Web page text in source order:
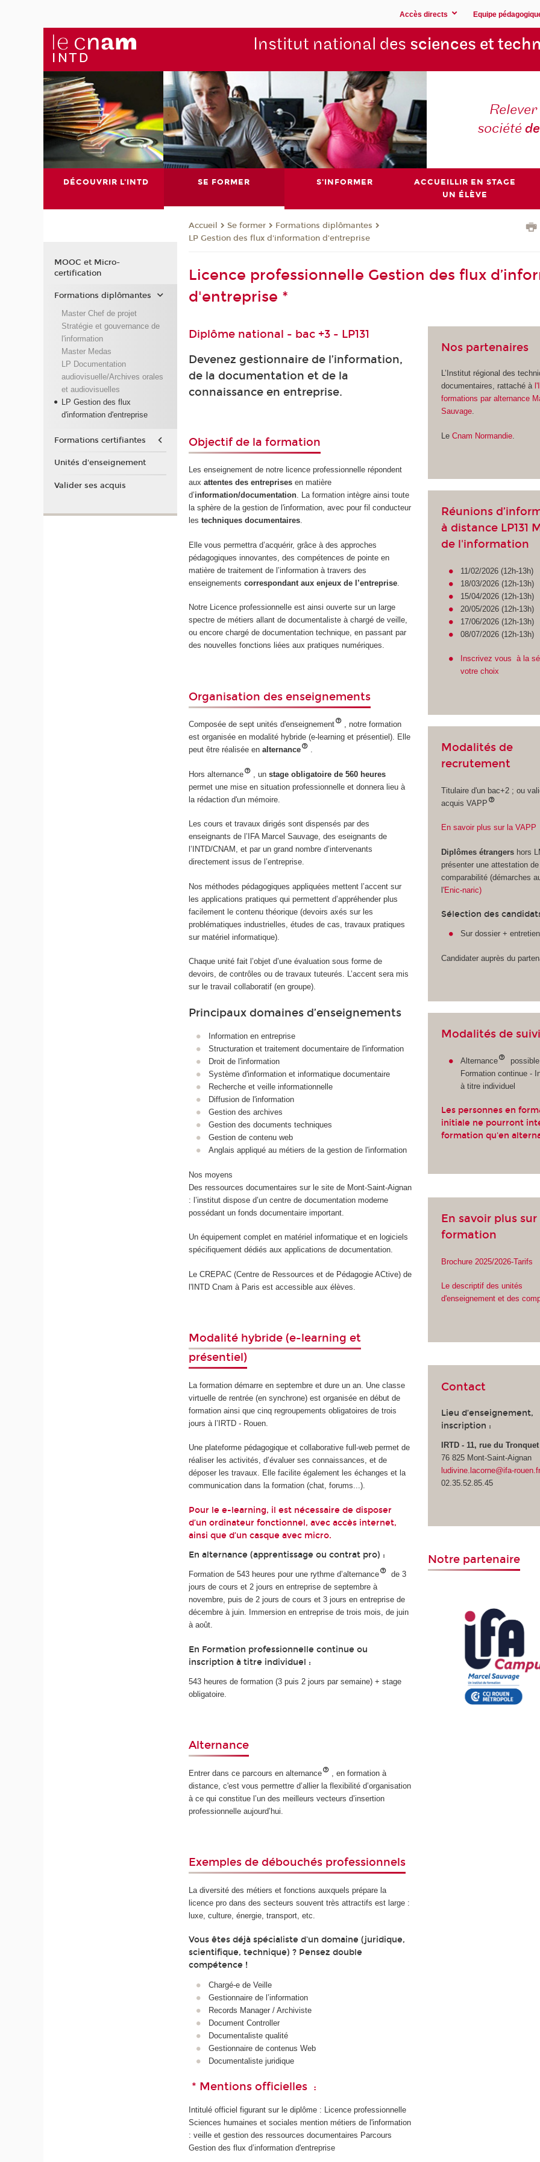
Accès directs Equipe
Institut national des sciences et
société
DÉCOUVRIR L'INTD SE FORMER S'INFORMER
ACCUEILLIR EN STAGE
UN ÉLÈVE
Accueil Se former
Formations diplômantes
LP Gestion des flux d'information d'entreprise
Licence professionnelle Gestion des flux
d'entreprise *
Diplôme national - bac +3 - LP131
Devenez gestionnaire de l’information,
de la documentation et de la
connaissance en entreprise.
Objectif de la formation
Les enseignement de notre licence professionnelle répondent
auxattentes des entreprises en matière
d’information/documentation. La formation intègre ainsi toute
la sphère de la gestion de l'information, avec pour fil conducteur
lestechniques documentaires.
Elle vous permettra d’acquérir, grâce à des approches
pédagogiques innovantes, des compétences de pointe en
matière de traitement de l’information à travers des
enseignementscorrespondant aux enjeux de l’entreprise
Notre Licence professionnelle est ainsi ouverte sur un large
spectre de métiers allant de documentaliste à chargé de veille,
ou encore chargé de documentation technique, en passant par
des nouvelles fonctions liées aux pratiques numériques.
Organisation des enseignements
Composée de sept unités d'enseignement
, notre formation
est organisée en modalité hybride (e-learning et présentiel). Elle
peut être réalisée enalternance .
Hors alternance , unstage obligatoire de 560 heures
permet une mise en situation professionnelle et donnera lieu à
la rédaction d'un mémoire.
Les cours et travaux dirigés sont dispensés par des
enseignants de l’IFA Marcel Sauvage, des eseignants de
l’INTD/CNAM, et par un grand nombre d’intervenants
directement issus de l’entreprise.
Nos méthodes pédagogiques appliquées mettent l’accent sur
les applications pratiques qui permettent d’appréhender plus
facilement le contenu théorique (devoirs axés sur les
problématiques industrielles, études de cas, travaux pratiques
sur matériel informatique).
Chaque unité fait l’objet d’une évaluation sous forme de
devoirs, de contrôles ou de travaux tuteurés. L’accent sera mis
sur le travail collaboratif (en groupe).
Principaux domaines d’enseignements
Information en entreprise
Structuration et traitement documentaire de l'information
Droit de l'information
Système d'information et informatique documentaire
Recherche et veille informationnelle
Diffusion de l'information
Gestion des archives
Gestion des documents techniques
Gestion de contenu web
Anglais appliqué au métiers de la gestion de l'information
Nos moyens
Des ressources documentaires sur le site de Mont-Saint-Aignan
: l’institut dispose d’un centre de documentation moderne
possédant un fonds documentaire important.
Un équipement complet en matériel informatique et en logiciels
spécifiquement dédiés aux applications de documentation.
Le CREPAC (Centre de Ressources et de Pédagogie ACtive) de
l'INTD Cnam à Paris est accessible aux élèves.
Modalité hybride (e-learning et
présentiel)
La formation démarre en septembre et dure un an. Une classe
virtuelle de rentrée (en synchrone) est organisée en début de
formation ainsi que cinq regroupements obligatoires de trois
jours à l’IRTD - Rouen.
Une plateforme pédagogique et collaborative full-web permet de
réaliser les activités, d’évaluer ses connaissances, et de
déposer les travaux. Elle facilite également les échanges et la
communication dans la formation (chat, forums...).
Pour le e-learning, il est nécessaire de disposer
d’un ordinateur fonctionnel, avec accès internet,
ainsi que d’un casque avec micro.
En alternance (apprentissage ou contrat pro) :
Formation de 543 heures pour une rythme d’alternance de3
jours de cours et 2 jours en entreprise de septembre à
novembre, puis de 2 jours de cours et 3 jours en entreprise de
décembre à juin. Immersion en entreprise de trois mois, de juin
à août.
En Formation professionnelle continue ou
inscription à titre individuel :
543 heures de formation (3 puis 2 jours par semaine) + stage
obligatoire.
Alternance
Entrer dans ce parcours en alternance
, en formation à
distance, c'est vous permettre d’allier la flexibilité d’organisation
à ce qui constitue l’un des meilleurs vecteurs d’insertion
professionnelle aujourd’hui.
Exemples de débouchés professionnels
La diversité des métiers et fonctions auxquels prépare la
licence pro dans des secteurs souvent très attractifs est large :
luxe, culture, énergie, transport, etc.
Vous êtes déjà spécialiste d'un domaine (juridique,
scientifique, technique) ? Pensez double
compétence !
Chargé‑e de Veille
Gestionnaire de l’information
Records Manager / Archiviste
Document Controller
Documentaliste qualité
Gestionnaire de contenus Web
Documentaliste juridique
* Mentions officielles :
Intitulé officiel figurant sur le diplôme : Licence professionnelle
Sciences humaines et sociales mention métiers de l'information
: veille et gestion des ressources documentaires Parcours
Gestion des flux d’information d'entreprise
Nos partenaires
L’Institut régional des
documentaires, rattaché à
formations par alternance
Sauvage.
Le Cnam Normandie.
Réunions
à distance LP131
de l'information
11/02/2026 (12h-13h)
18/03/2026 (12h-13h)
15/04/2026 (12h-13h)
20/05/2026 (12h-13h)
17/06/2026 (12h-13h)
08/07/2026 (12h-13h)
Inscrivez vous à la
votre choix
Modalités de
recrutement
Titulaire d'un bac+2 ; ou
acquis VAPP
En savoir plus sur la VAPP
Diplômes étrangershors
présenter une attestation de
comparabilité (démarches
l'Enic-naric)
Sélection des
Sur dossier + entretien
Candidater auprès du
Modalités de suivi
Alternance
Formation continue -
à titre individuel
Les personnes en
initiale ne pourront
formation qu'en
En savoir plus sur
formation
Brochure 2025/2026-Tarifs
Le descriptif des unités
d'enseignement et des
Contact
Lieu d’enseignement,
inscription :
IRTD - 11, rue du Tronquet
76 825 Mont-Saint-Aignan
ludivine.lacorne@ifa-rouen.fr
02.35.52.85.45
Notre partenaire
MOOC et Micro-
certification
Formations diplômantes
Master Chef de projet
Stratégie et gouvernance de
l'information
Master Medas
LP Documentation
audiovisuelle/Archives orales
et audiovisuelles
LP Gestion des flux
d'information d'entreprise
Formations certifiantes
Unités d'enseignement
Valider ses acquis